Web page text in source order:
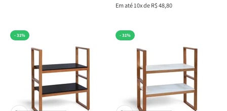
Em até 10x de R$ 48,80
- 31% - 31%